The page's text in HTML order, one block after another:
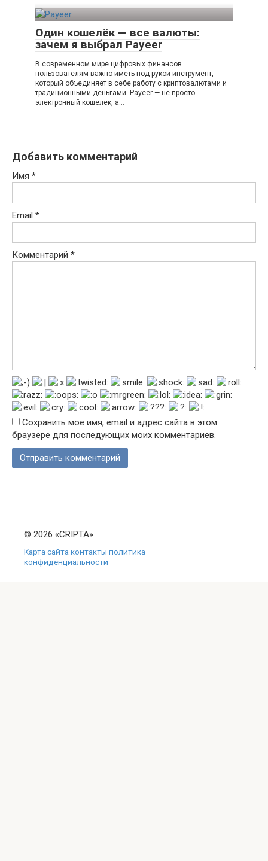
Один кошелёк — все валюты:
зачем я выбрал Payeer
В современном мире цифровых финансов
пользователям важно иметь под рукой инструмент,
который объединяет в себе работу с криптовалютами и
традиционными деньгами. Payeer — не просто
электронный кошелек, а…
Добавить комментарий
Имя *
Email *
Комментарий *
Сохранить моё имя, email и адрес сайта в этом
браузере для последующих моих комментариев.
© 2026 «CRIPTA»
Карта сайта контакты политика
конфиденциальности